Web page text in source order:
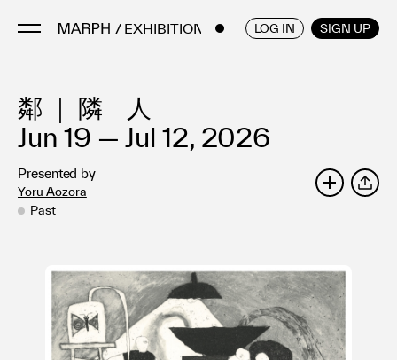
/ EXHIBITIONS LOG IN SIGN UP
Artists
Artworks
Galleries & Museums
Exhibitions
ENGLISH / JAPANESE
鄰 ｜ 隣 人
Jun 19 — Jul 12, 2026
Presented by
Yoru Aozora
Past